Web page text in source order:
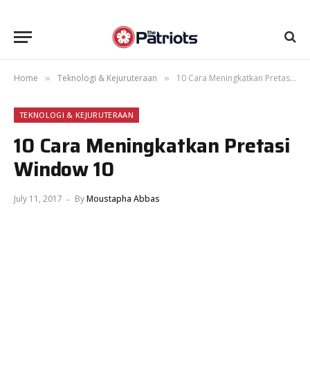
Home » Teknologi & Kejuruteraan » 10 Cara Meningkatkan Pretasi Window 10
TEKNOLOGI & KEJURUTERAAN
10 Cara Meningkatkan Pretasi
Window 10
July 11, 2017 ByMoustapha Abbas